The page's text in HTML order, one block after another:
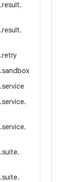
.result.
.result.
.retry
.sandbox
.service
.service.
.service.
.suite.
.suite.